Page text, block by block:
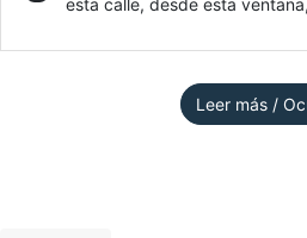
esta calle, desde esta
Leer más /